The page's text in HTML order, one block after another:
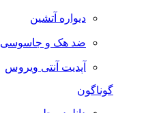
دیواره آتشین
ضد هک و جاسوسی
آپدیت آنتی ویروس
گوناگون